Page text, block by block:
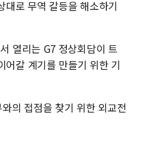
로 무역 갈등을 해소하기
열리는 G7 정상회담이 트
어갈 계기를 만들기 위한 기
의 접점을 찾기 위한 외교전